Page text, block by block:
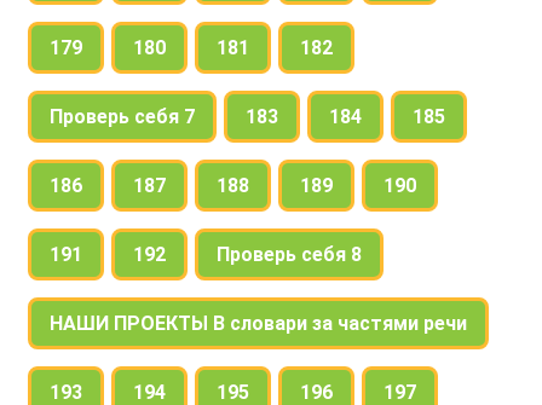
179 180 181 182
Проверь себя 7 183 184 185
186 187 188 189 190
191 192 Проверь себя 8
НАШИ ПРОЕКТЫ В словари за частями речи
193 194 195 196 197